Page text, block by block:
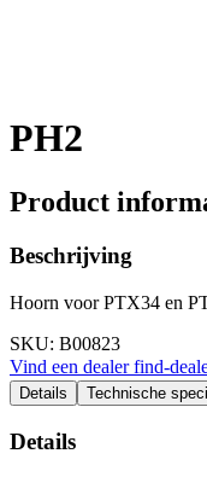
PH2
Product
Beschrijving
Hoorn voor PTX34 en
SKU: B00823
Vind een dealerfind-
Details
Technische
Details